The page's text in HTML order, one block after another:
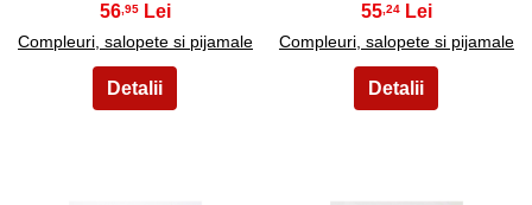
56,95
Compleuri, salopete si pijamale
55,24
Compleuri, salopete si pijamale